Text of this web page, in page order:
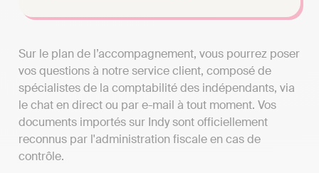
Sur le plan de l’accompagnement, vous pourrez poser
vos questions à notre service client, composé de
spécialistes de la comptabilité des indépendants, via
le chat en direct ou par e-mail à tout moment. Vos
documents importés sur Indy sont officiellement
reconnus par l'administration fiscale en cas de
contrôle.